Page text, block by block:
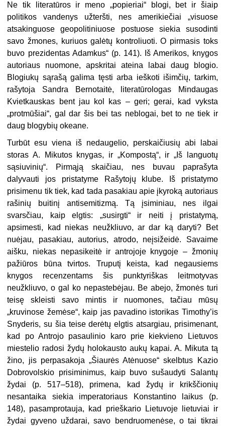
Ne tik literatūros ir meno „popieriai“ blogi, bet ir šiaip
politikos vandenys užteršti, nes amerikiečiai „visuose
atsakinguose geopolitiniuose postuose siekia susodinti
savo žmones, kuriuos galėtų kontroliuoti. O pirmasis toks
buvo prezidentas Adamkus“ (p. 141). Iš Amerikos, knygos
autoriaus nuomone, apskritai ateina labai daug blogio.
Blogiukų sąrašą galima tęsti arba ieškoti išimčių, tarkim,
rašytoja Sandra Bernotaitė, literatūrologas Mindaugas
Kvietkauskas bent jau kol kas –geri; gerai, kad vyksta
„protmūšiai“, gal dar šis bei tas neblogai, bet to ne tiek ir
daug blogybių okeane.
Turbūt esu viena iš nedaugelio, perskaičiusių abi labai
storas A. Mikutos knygas, ir „Kompostą“, ir „Iš languotų
sąsiuvinių“. Pirmąją skaičiau, nes buvau paprašyta
dalyvauti jos pristatyme Rašytojų klube. Iš pristatymo
prisimenu tik tiek, kad tada pasakiau apie įkyroką autoriaus
rašinių buitinį antisemitizmą. Tą įsiminiau, nes ilgai
svarsčiau, kaip elgtis: „susirgti“ ir neiti į pristatymą,
apsimesti, kad niekas neužkliuvo, ar dar ką daryti? Bet
nuėjau, pasakiau, autorius, atrodo, neįsižeidė. Savaime
aišku, niekas nepasikeitė ir antrojoje knygoje – žmonių
pažiūros būna tvirtos. Truputį keista, kad negausiems
knygos recenzentams šis punktyriškas leitmotyvas
neužkliuvo, o gal ko nepastebėjau. Be abejo, žmonės turi
teisę skleisti savo mintis ir nuomones, tačiau mūsų
„kruvinose žemėse“, kaip jas pavadino istorikas Timothy’is
Snyderis, su šia teise derėtų elgtis atsargiau, prisimenant,
kad po Antrojo pasaulinio karo prie kiekvieno Lietuvos
miestelio radosi žydų holokausto aukų kapai. A. Mikuta tą
žino, jis perpasakoja „Šiaurės Atėnuose“ skelbtus Kazio
Dobrovolskio prisiminimus, kaip buvo sušaudyti Salantų
žydai (p. 517–518), primena, kad žydų ir krikščionių
nesantaika siekia imperatoriaus Konstantino laikus (p.
148), pasamprotauja, kad prieškario Lietuvoje lietuviai ir
žydai gyveno uždarai, savo bendruomenėse, o tai tikrai